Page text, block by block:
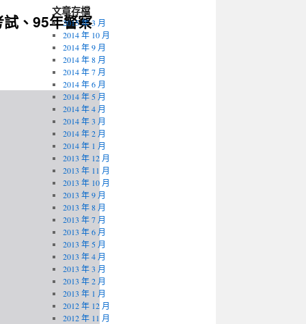
、95年警察
文章存檔
2015 年 3 月
2014 年 10 月
2014 年 9 月
2014 年 8 月
2014 年 7 月
2014 年 6 月
2014 年 5 月
2014 年 4 月
2014 年 3 月
2014 年 2 月
2014 年 1 月
2013 年 12 月
2013 年 11 月
2013 年 10 月
2013 年 9 月
2013 年 8 月
2013 年 7 月
2013 年 6 月
2013 年 5 月
2013 年 4 月
2013 年 3 月
2013 年 2 月
2013 年 1 月
2012 年 12 月
2012 年 11 月